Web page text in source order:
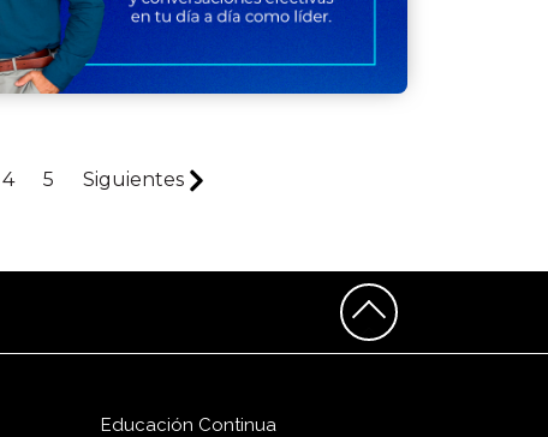
4 5 Siguientes
Educación Continua